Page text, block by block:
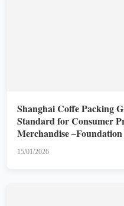
Shanghai Coffe Packing
Standard for Consumer
Merchandise
15/01/2026